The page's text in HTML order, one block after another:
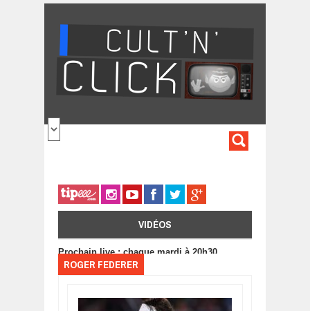
VIDÉOS
Prochain live : chaque mardi à 20h30
ROGER FEDERER